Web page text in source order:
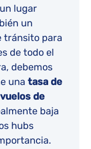
lugar
un
tránsito para
de todo el
debemos
una tasa de
de
baja
hubs